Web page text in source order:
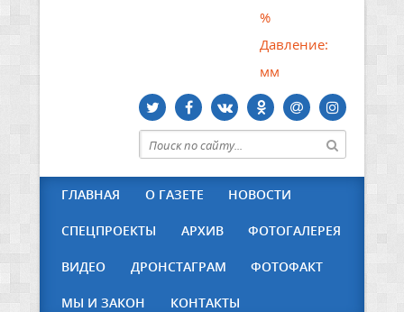
%
Давление:
мм
ГЛАВНАЯ О ГАЗЕТЕ НОВОСТИ
СПЕЦПРОЕКТЫ АРХИВ ФОТОГАЛЕРЕЯ
ВИДЕО ДРОНСТАГРАМ ФОТОФАКТ
МЫ И ЗАКОН КОНТАКТЫ